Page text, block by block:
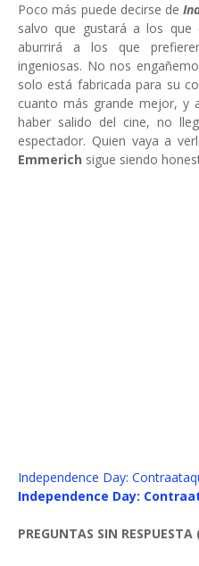
Poco más puede decirse de
salvo que gustará a los
aburrirá a los que
ingeniosas. No nos
solo está fabricada para su
cuanto más grande mejor, y
haber salido del cine, no
espectador. Quien vaya a
Emmerich sigue siendo
Independence Day:
Independence Day:
PREGUNTAS SIN RESPUESTA